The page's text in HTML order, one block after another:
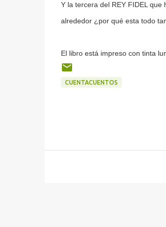
Y la tercera del REY FIDEL
alrededor ¿por qué esta todo
El libro está impreso con tinta
CUENTACUENTOS